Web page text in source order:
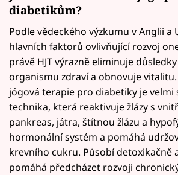
diabetikům?
Podle vědeckého výzkumu v Anglii a
hlavních faktorů ovlivňující rozvoj
právě HJT výrazně eliminuje
organismu zdraví a obnovuje
jógová terapie pro diabetiky je velmi
technika, která reaktivuje žlázy s
pankreas, játra, štítnou žlázu a
hormonální systém a pomáhá
krevního cukru. Působí detoxikačně
pomáhá předcházet rozvoji